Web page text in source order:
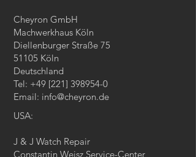
Cheyron GmbH
Machwerkhaus Köln
Diellenburger Straße 75
51105 Köln
Deutschland
Tel: +49 [221] 398954-0
Email: info@cheyron.de
USA:
J & J Watch Repair
Constantin Weisz Service-Center